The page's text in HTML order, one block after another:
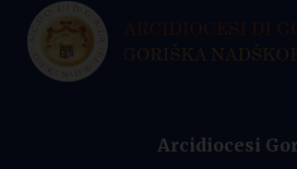
Arcidiocesi